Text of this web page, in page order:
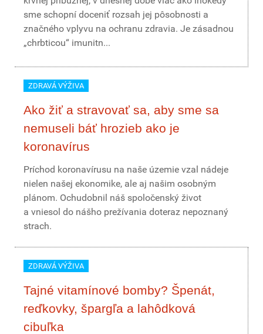
sme schopní doceniť rozsah jej pôsobnosti a
značného vplyvu na ochranu zdravia. Je zásadnou
„chrbticou“ imunitn...
ZDRAVÁ VÝŽIVA
Ako žiť a stravovať sa, aby sme sa
nemuseli báť hrozieb ako je
koronavírus
Príchod koronavírusu na naše územie vzal nádeje
nielen našej ekonomike, ale aj našim osobným
plánom. Ochudobnil náš spoločenský život
a vniesol do nášho prežívania doteraz nepoznaný
strach.
ZDRAVÁ VÝŽIVA
Tajné vitamínové bomby? Špenát,
reďkovky, špargľa a lahôdková
cibuľka